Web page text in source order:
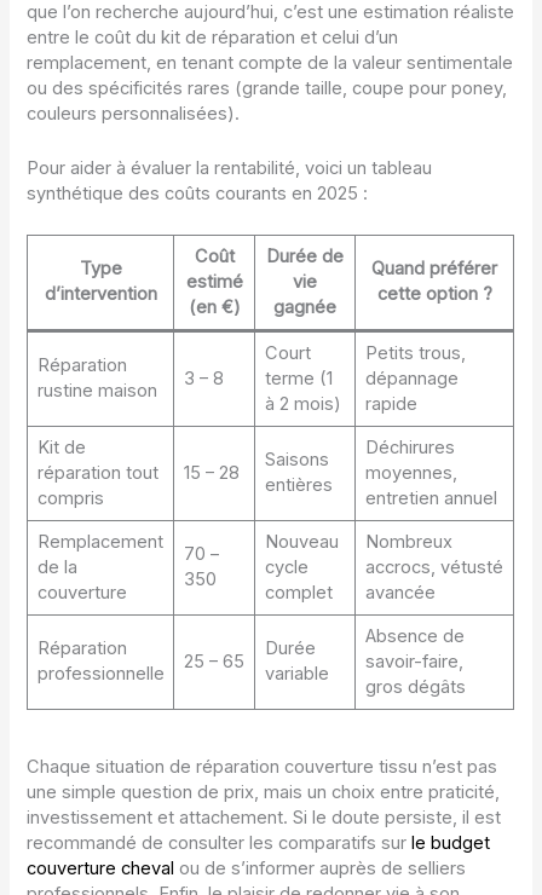
que l’on recherche aujourd’hui, c’est une estimation réaliste
entre le coût du kit de réparation et celui d’un
remplacement, en tenant compte de la valeur sentimentale
ou des spécificités rares (grande taille, coupe pour poney,
couleurs personnalisées).
Pour aider à évaluer la rentabilité, voici un tableau
synthétique des coûts courants en 2025 :
Type
d’intervention
Coût
estimé
(en €)
Durée de
vie
gagnée
Quand préférer
cette option ?
Réparation
rustine maison
3 – 8
Court
terme (1
à 2 mois)
Petits trous,
dépannage
rapide
Kit de
réparation tout
compris
15 – 28
Saisons
entières
Déchirures
moyennes,
entretien annuel
Remplacement
de la
couverture
70 –
350
Nouveau
cycle
complet
Nombreux
accrocs, vétusté
avancée
Réparation
professionnelle
25 – 65
Durée
variable
Absence de
savoir-faire,
gros dégâts
Chaque situation de réparation couverture tissu n’est pas
une simple question de prix, mais un choix entre praticité,
investissement et attachement. Si le doute persiste, il est
recommandé de consulter les comparatifs surle budget
couverture cheval ou de s’informer auprès de selliers